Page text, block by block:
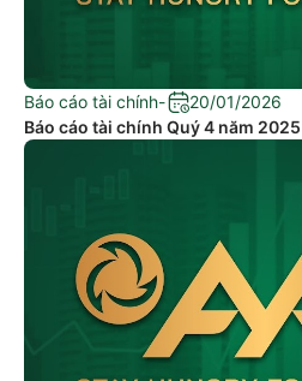
Báo cáo tài chính-
20/01/2026
Báo cáo tài chính Quý 4 năm 2025